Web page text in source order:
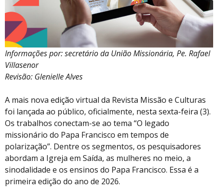
Informações por: secretário da União Missionária, Pe. Rafael
Villasenor
Revisão: Glenielle Alves
A mais nova edição virtual da Revista Missão e Culturas
foi lançada ao público, oficialmente, nesta sexta-feira (3).
Os trabalhos conectam-se ao tema “O legado
missionário do Papa Francisco em tempos de
polarização”. Dentre os segmentos, os pesquisadores
abordam a Igreja em Saída, as mulheres no meio, a
sinodalidade e os ensinos do Papa Francisco. Essa é a
primeira edição do ano de 2026.